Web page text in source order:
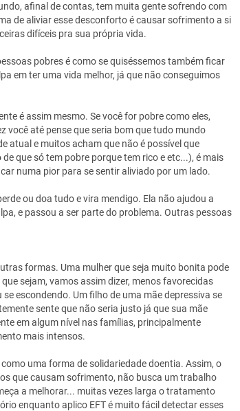
afinal de contas, tem muita gente sofrendo com
de aliviar esse desconforto é causar sofrimento a si
difíceis pra sua própria vida.
pobres é como se quiséssemos também ficar
em ter uma vida melhor, já que não conseguimos
é assim mesmo. Se você for pobre como eles,
você até pense que seria bom que tudo mundo
atual e muitos acham que não é possível que
que só tem pobre porque tem rico e etc...), é mais
numa pior para se sentir aliviado por um lado.
ou doa tudo e vira mendigo. Ela não ajudou a
e passou a ser parte do problema. Outras pessoas
formas. Uma mulher que seja muito bonita pode
sejam, vamos assim dizer, menos favorecidas
escondendo. Um filho de uma mãe depressiva se
sente que não seria justo já que sua mãe
em algum nível nas famílias, principalmente
mais intensos.
uma forma de solidariedade doentia. Assim, o
que causam sofrimento, não busca um trabalho
a melhorar... muitas vezes larga o tratamento
enquanto aplico EFT é muito fácil detectar esses